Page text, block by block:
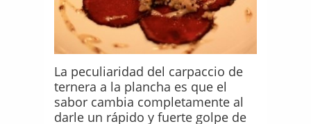
La peculiaridad del carpaccio de
ternera a la plancha es que el
sabor cambia completamente al
darle un rápido y fuerte golpe de